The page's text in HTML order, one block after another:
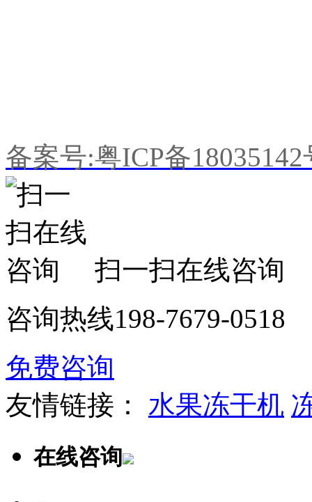
备案号:粤ICP备18035142
扫一扫在线咨询
咨询热线198-7679-0518
免费咨询
友情链接：
水果冻干机
在线咨询